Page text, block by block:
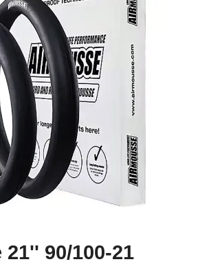
90/100-21